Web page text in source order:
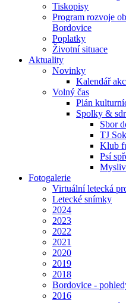
Tiskopisy
Program rozvoje
Bordovice
Poplatky
Životní situace
Aktuality
Novinky
Kalendář
Volný čas
Plán
Spolky &
Sbor
TJ
Klub
Psí
Fotogalerie
Virtuální letecká
Letecké snímky
2024
2023
2022
2021
2020
2019
2018
Bordovice -
2016